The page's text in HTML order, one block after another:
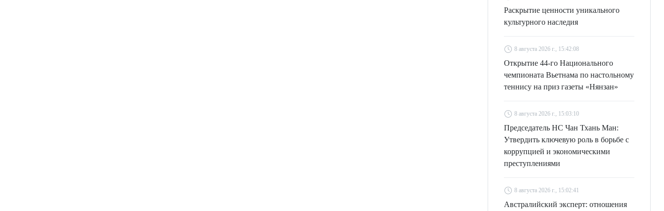
Раскрытие ценности уникального
культурного наследия
8 августа 2026 г., 15:42:08
Открытие 44-го Национального
чемпионата Вьетнама по настольному
теннису на приз газеты «Нянзан»
8 августа 2026 г., 15:03:10
Председатель НС Чан Тхань Ман:
Утвердить ключевую роль в борьбе с
коррупцией и экономическими
преступлениями
8 августа 2026 г., 15:02:41
Австралийский эксперт: отношения